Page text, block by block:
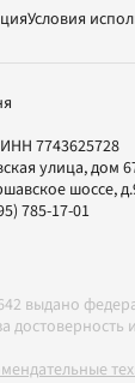
Условия
7743625728
улица, дом
шоссе,
785-17-01
выдано
за